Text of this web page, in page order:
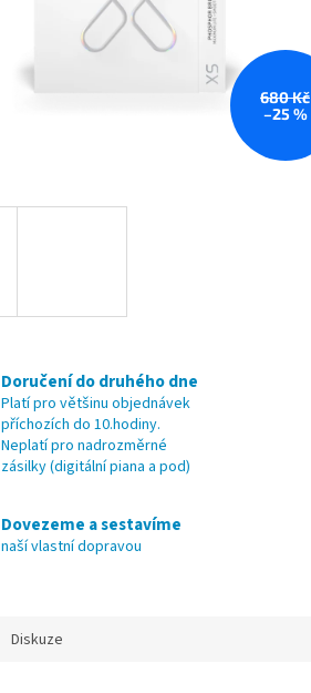
680 Kč
–25 %
Doručení do druhého dne
Platí pro většinu objednávek
příchozích do 10.hodiny.
Neplatí pro nadrozměrné
zásilky (digitální piana a pod)
Dovezeme a sestavíme
naší vlastní dopravou
Diskuze